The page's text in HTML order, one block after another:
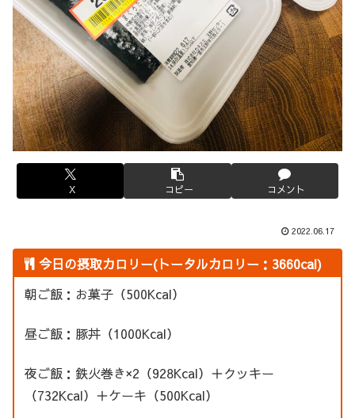
X コピー コメント
2022.06.17
今日の摂取カロリー(トータルカロリー：3660cal)
朝ご飯：お菓子（500Kcal）
昼ご飯：豚丼（1000Kcal）
夜ご飯：鉄火巻き×2（928Kcal）＋クッキー
（732Kcal）＋ケーキ（500Kcal）